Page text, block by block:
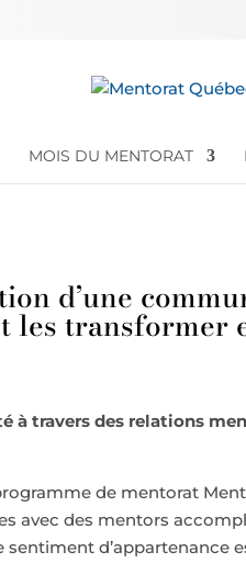
MOIS DU MENTORAT
d’une
les
à travers des relations
de mentorat
avec des mentors